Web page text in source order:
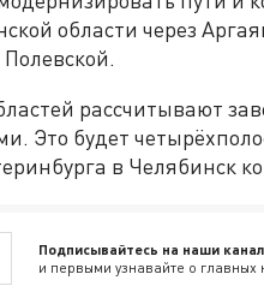
области через
рассчитывают
Это будет
в Челябинск
Подписывайтесь на наши
и первыми узнавайте о